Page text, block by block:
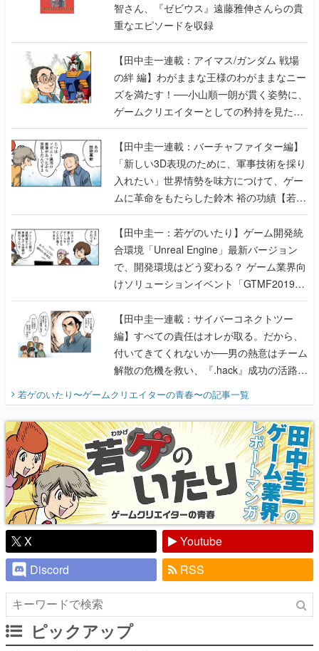
智さん、『ゼビウス』遠藤雅伸さんらの貴
重なエピソードを収録
【田中圭一連載：アイマス/ガンダム 戦場
の絆 編】わがままな王様のわがままなニー
ズを満たす！──小山順一朗が貫く姿勢に、
ゲームクリエイターとしての矜持を見た
【若ゲのいたり最終回】
【田中圭一連載：バーチャファイター編】
「新しい3D表現のために、軍事技術を採り
入れたい」世界情勢を味方につけて、ゲー
ムに革命をもたらした鈴木 裕の功績【若ゲ
のいたり】
【田中圭一：若ゲのいたり】ゲーム開発統
合環境「Unreal Engine」最新バージョン
で、開発環境はどう変わる？ ゲーム業界向
けソリューションイベント「GTMF2019」
に行って、より理解を深めよう【PR】
【田中圭一連載：サイバーコネクトツー
編】すべての責任はオレが取る。だから、
付いてきてくれないか──男の熱意はチーム
解散の危機を救い、『.hack』成功の活路を
開く。業界の快男児・松山 洋に流れる血は
『少年ジャンプ』色だった【若ゲのいた
り】
若ゲのいたり〜ゲームクリエイターの青春〜の記事一覧
X
Youtube
Discord
RSS
ピックアップ